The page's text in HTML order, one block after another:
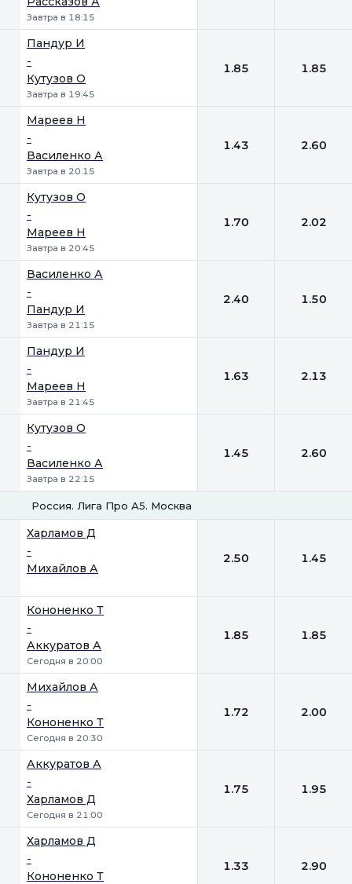
Завтра в 18:15
Пандур И
-
Кутузов О
Завтра в 19:45
1.85 1.85
Мареев Н
-
Василенко А
Завтра в 20:15
1.43 2.60
Кутузов О
-
Мареев Н
Завтра в 20:45
1.70 2.02
Василенко А
-
Пандур И
Завтра в 21:15
2.40 1.50
Пандур И
-
Мареев Н
Завтра в 21:45
1.63 2.13
Кутузов О
-
Василенко А
Завтра в 22:15
1.45 2.60
Россия. Лига Про А5. Москва
Харламов Д
-
Михайлов А
2.50 1.45
Кононенко Т
-
Аккуратов А
Сегодня в 20:00
1.85 1.85
Михайлов А
-
Кононенко Т
Сегодня в 20:30
1.72 2.00
Аккуратов А
-
Харламов Д
Сегодня в 21:00
1.75 1.95
Харламов Д
-
Кононенко Т
1.33 2.90